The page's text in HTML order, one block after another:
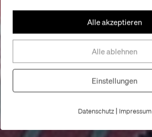
Alle akzeptieren
Alle ablehnen
Einstellungen
Datenschutz| Impressum